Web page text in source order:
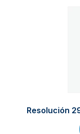
Resolución